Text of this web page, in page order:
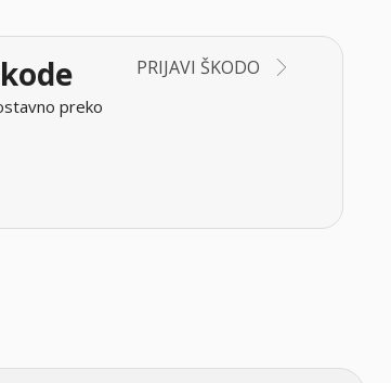
preko
PRIJAVI ŠKODO